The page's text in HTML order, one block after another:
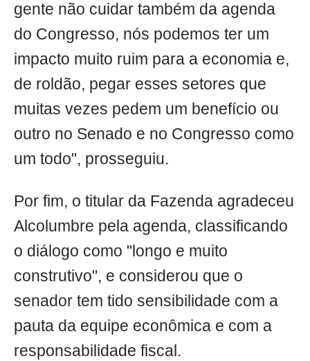
gente não cuidar também da agenda
do Congresso, nós podemos ter um
impacto muito ruim para a economia e,
de roldão, pegar esses setores que
muitas vezes pedem um benefício ou
outro no Senado e no Congresso como
um todo", prosseguiu.
Por fim, o titular da Fazenda agradeceu
Alcolumbre pela agenda, classificando
o diálogo como "longo e muito
construtivo", e considerou que o
senador tem tido sensibilidade com a
pauta da equipe econômica e com a
responsabilidade fiscal.